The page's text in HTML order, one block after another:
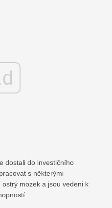
dostali do investičního
s některými
mozek a jsou vedeni k